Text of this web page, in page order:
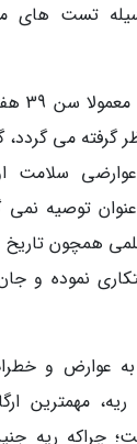
تست های
وی با
گرفته می
سلامت
توصیه نمی
همچون
نموده و
به عوارض و
ریه،
چراکه ریه